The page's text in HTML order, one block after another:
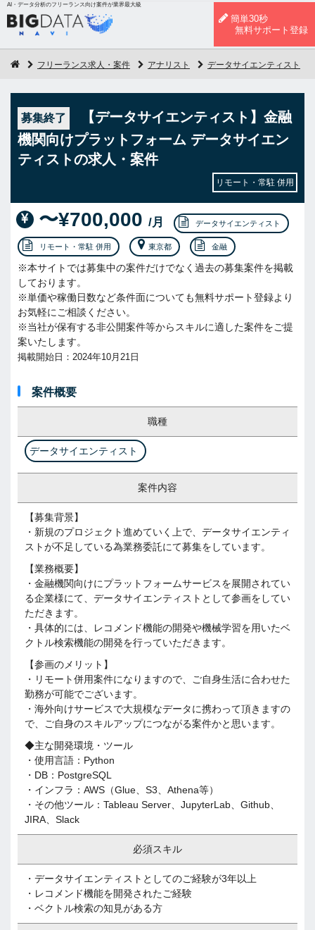
AI・データ分析のフリーランス向け案件が業界最大級
簡単30秒
無料サポート登録
フリーランス求人・案件 アナリスト データサイエンティスト
募集終了
【データサイエンティスト】金融
機関向けプラットフォーム データサイエン
ティストの求人・案件
リモート・常駐 併用
〜¥700,000 /月 データサイエンティスト
リモート・常駐 併用 東京都 金融
※本サイトでは募集中の案件だけでなく過去の募集案件を掲載
しております。
※単価や稼働日数など条件面についても無料サポート登録より
お気軽にご相談ください。
※当社が保有する非公開案件等からスキルに適した案件をご提
案いたします。
掲載開始日：2024年10月21日
案件概要
職種
データサイエンティスト
案件内容
【募集背景】
・新規のプロジェクト進めていく上で、データサイエンティ
ストが不足している為業務委託にて募集をしています。
【業務概要】
・金融機関向けにプラットフォームサービスを展開されてい
る企業様にて、データサイエンティストとして参画をしてい
ただきます。
・具体的には、レコメンド機能の開発や機械学習を用いたベ
クトル検索機能の開発を行っていただきます。
【参画のメリット】
・リモート併用案件になりますので、ご自身生活に合わせた
勤務が可能でございます。
・海外向けサービスで大規模なデータに携わって頂きますの
で、ご自身のスキルアップにつながる案件かと思います。
◆主な開発環境・ツール
・使用言語：Python
・DB：PostgreSQL
・インフラ：AWS（Glue、S3、Athena等）
・その他ツール：Tableau Server、JupyterLab、Github、
JIRA、Slack
必須スキル
・データサイエンティストとしてのご経験が3年以上
・レコメンド機能を開発されたご経験
・ベクトル検索の知見がある方